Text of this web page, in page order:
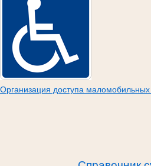
Организация доступа маломобильных